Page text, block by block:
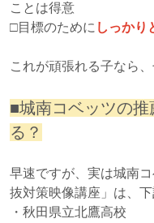
ことは得意
□目標のために しっかり
これが頑張れる子なら
■城南コベッツの推
る？
早速ですが、実は城南
抜対策映像講座」 は、
・秋田県立北鷹高校